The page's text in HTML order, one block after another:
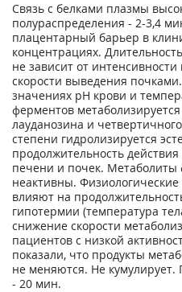
Связь с белками плазмы
полураспределения - 2-3,4
плацентарный барьер в
концентрациях.
не зависит от
скорости выведения
значениях pH крови и
ферментов
лауданозина и
степени гидролизируется
продолжительность
печени и почек. Метаболиты
неактивны.
влияют на
гипотермии (температура
снижение скорости
пациентов с низкой
показали, что продукты
не меняются. Не
- 20 мин.